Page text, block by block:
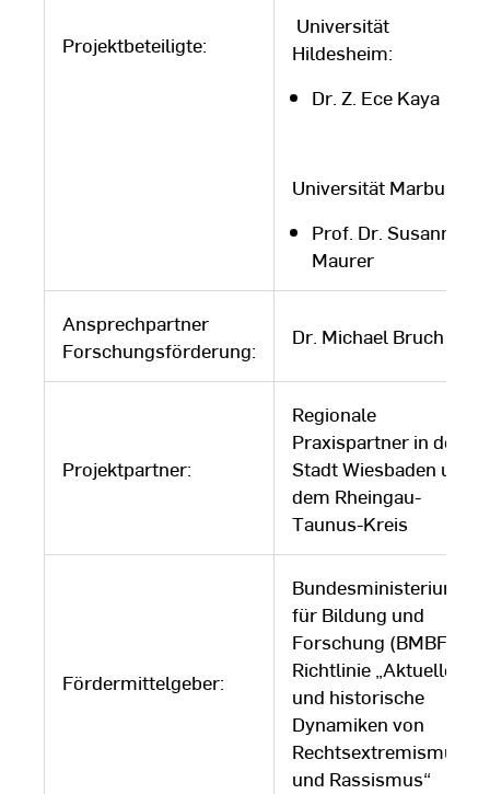
Projektbeteiligte:
Universität
Hildesheim:
Dr. Z. Ece Kaya
Universität Marburg:
Prof. Dr. Susanne
Maurer
Ansprechpartner
Forschungsförderung:
Dr. Michael Bruch
Projektpartner:
Regionale
Praxispartner in der
Stadt Wiesbaden und
dem Rheingau-
Taunus-Kreis
Fördermittelgeber:
Bundesministerium
für Bildung und
Forschung (BMBF),
Richtlinie „Aktuelle
und historische
Dynamiken von
Rechtsextremismus
und Rassismus“